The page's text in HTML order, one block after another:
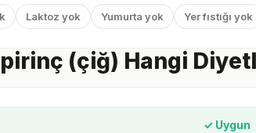
Laktoz yok Yumurta yok Yer fıstığı yok
pirinç (çiğ) Hangi
✓ Uygun